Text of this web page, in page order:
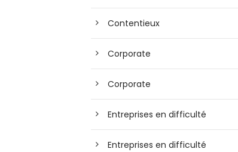
Contentieux
Corporate
Corporate
Entreprises en difficulté
Entreprises en difficulté